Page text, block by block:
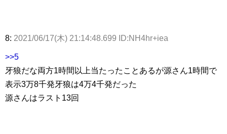
8: 2021/06/17(木) 21:14:48.699 ID:NH4hr+iea
>>5
牙狼だな両方1時間以上当たったことあるが源さん1時間で
表示3万8千発牙狼は4万4千発だった
源さんはラスト13回